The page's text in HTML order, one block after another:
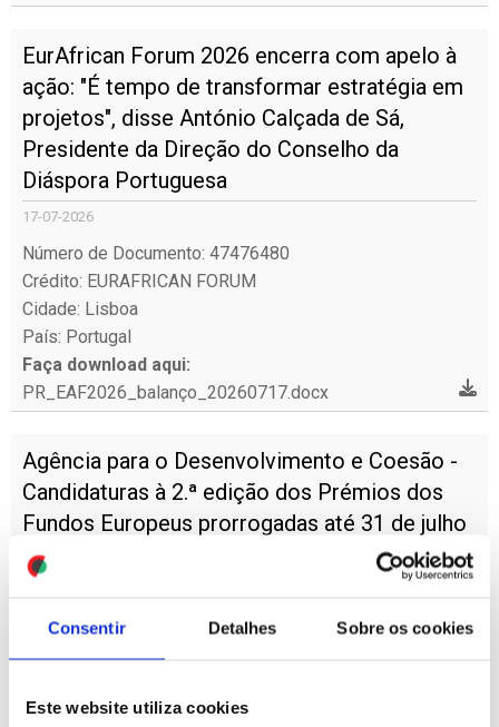
Consentir Detalhes Sobre os cookies
Este website utiliza cookies
EurAfrican Forum 2026 encerra com apelo à
ação: "É tempo de transformar estratégia em
projetos", disse António Calçada de Sá,
Presidente da Direção do Conselho da
Diáspora Portuguesa
17-07-2026
Número de Documento: 47476480
Crédito: EURAFRICAN FORUM
Cidade: Lisboa
País: Portugal
Faça download aqui:
PR_EAF2026_balanço_20260717.docx
Agência para o Desenvolvimento e Coesão -
Candidaturas à 2.ª edição dos Prémios dos
Fundos Europeus prorrogadas até 31 de julho
14-07-2026
Crédito: Cision Portugal
Faça download aqui:Agência para o Desenvolvimento e